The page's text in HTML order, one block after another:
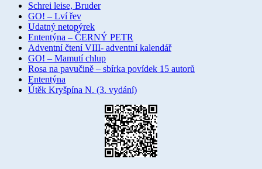
Schrei leise, Bruder
GO! – Lví řev
Udatný netopýrek
Ententýna – ČERNÝ PETR
Adventní čtení VIII- adventní kalendář
GO! – Mamutí chlup
Rosa na pavučině – sbírka povídek 15 autorů
Ententýna
Útěk Kryšpína N. (3. vydání)